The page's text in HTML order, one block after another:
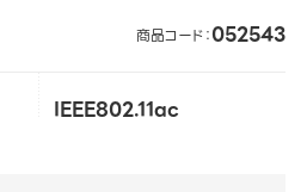
商品コード：052543
IEEE802.11ac